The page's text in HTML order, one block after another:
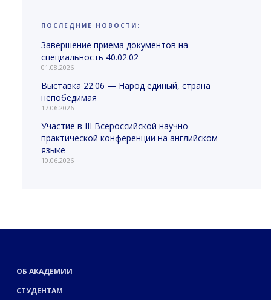
ПОСЛЕДНИЕ НОВОСТИ:
Завершение приема документов на
специальность 40.02.02
01.08.2026
Выставка 22.06 — Народ единый, страна
непобедимая
17.06.2026
Участие в III Всероссийской научно-
практической конференции на английском
языке
10.06.2026
ОБ АКАДЕМИИ
СТУДЕНТАМ